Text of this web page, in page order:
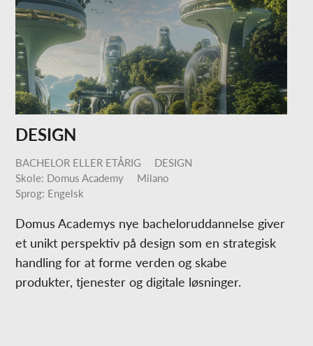
DESIGN
BACHELOR ELLER ETÅRIG
DESIGN
Skole: Domus Academy
Milano
Sprog: Engelsk
Domus Academys nye bacheloruddannelse giver
et unikt perspektiv på design som en strategisk
handling for at forme verden og skabe
produkter, tjenester og digitale løsninger.